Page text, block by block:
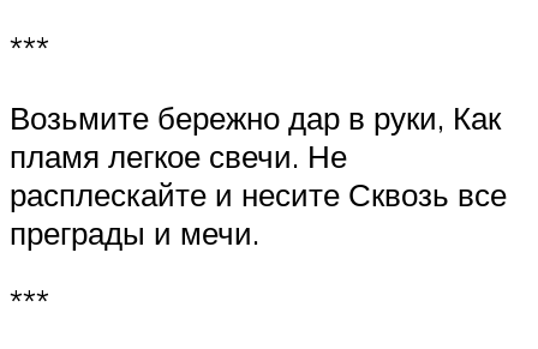
***
Возьмите бережно дар в руки, Как
пламя легкое свечи. Не
расплескайте и несите Сквозь все
преграды и мечи.
***